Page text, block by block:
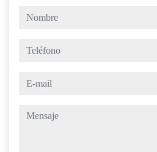
nombre
teléfono
e-mail
mensaje